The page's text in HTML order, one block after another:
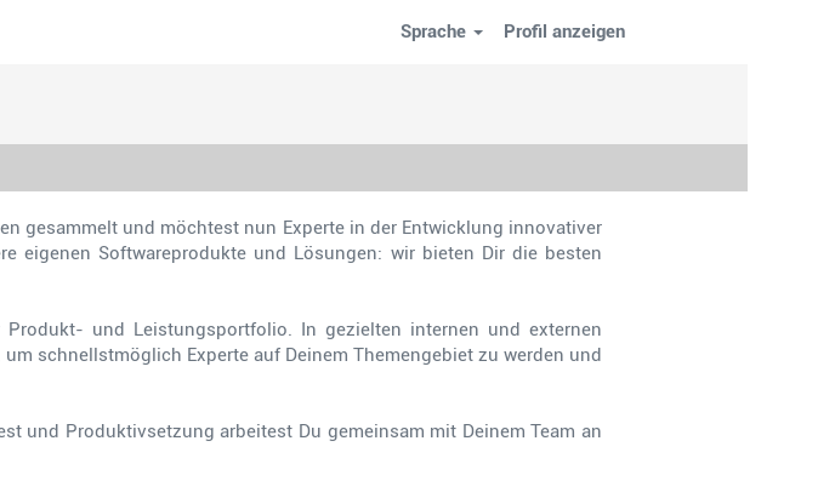
Sprache Profil anzeigen
gesammelt und möchtest nun Experte in der Entwicklung innovativer
eigenen Softwareprodukte und Lösungen: wir bieten Dir die besten
und Leistungsportfolio. In gezielten internen und externen
schnellstmöglich Experte auf Deinem Themengebiet zu werden und
und Produktivsetzung arbeitest Du gemeinsam mit Deinem Team an